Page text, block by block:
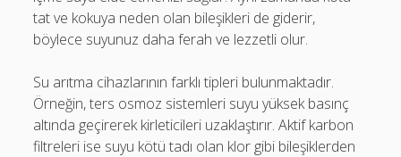
tat ve kokuya neden olan bileşikleri de giderir,
böylece suyunuz daha ferah ve lezzetli olur.
Su arıtma cihazlarının farklı tipleri bulunmaktadır.
Örneğin, ters osmoz sistemleri suyu yüksek basınç
altında geçirerek kirleticileri uzaklaştırır. Aktif karbon
filtreleri ise suyu kötü tadı olan klor gibi bileşiklerden